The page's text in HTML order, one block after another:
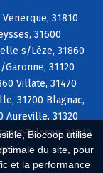
Biocoop utilise
du site, pour
et la performance
31810
31600
s/Lèze, 31860
31120
Villate, 31470
31700 Blagnac,
Aureville, 31320
Tolosan, 31810